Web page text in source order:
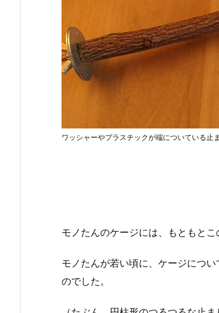
ワッシャーやプラスチックが端についている止
モノたんのケージには、もともと
モノたんが若い頃に、ケージにつ
のでした。